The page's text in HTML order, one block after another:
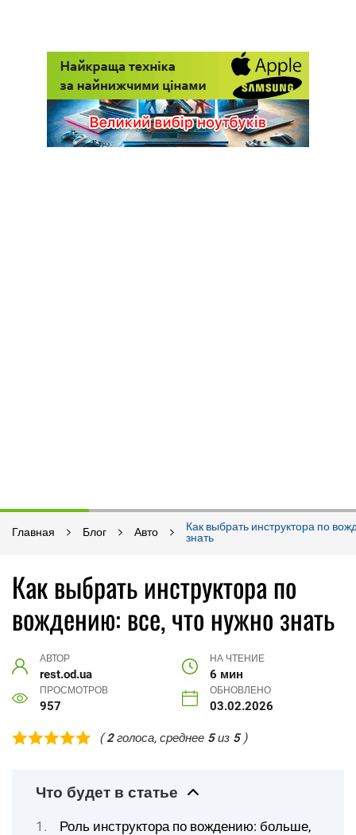
Главная Блог Авто
Как выбрать инструктора по
знать
Как выбрать инструктора по
вождению: все, что нужно знать
АВТОР
rest.od.ua
НА ЧТЕНИЕ
6 мин
ПРОСМОТРОВ
957
ОБНОВЛЕНО
03.02.2026
(2голоса, среднее 5из 5)
Что будет в статье
Роль инструктора по вождению: больше,